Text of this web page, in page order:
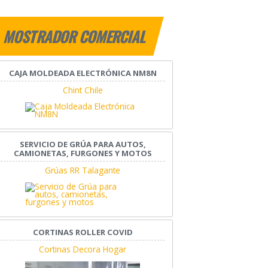
MOSTRADOR COMERCIAL
CAJA MOLDEADA ELECTRÓNICA NM8N
Chint Chile
SERVICIO DE GRÚA PARA AUTOS,
CAMIONETAS, FURGONES Y MOTOS
Grúas RR Talagante
CORTINAS ROLLER COVID
Cortinas Decora Hogar